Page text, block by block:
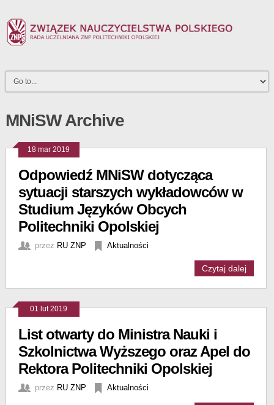
MNiSW Archive
18 mar 2019
Odpowiedź MNiSW dotycząca
sytuacji starszych wykładowców w
Studium Języków Obcych
Politechniki Opolskiej
przez RU ZNP Aktualności
Czytaj dalej
01 lut 2019
List otwarty do Ministra Nauki i
Szkolnictwa Wyższego oraz Apel do
Rektora Politechniki Opolskiej
przez RU ZNP Aktualności